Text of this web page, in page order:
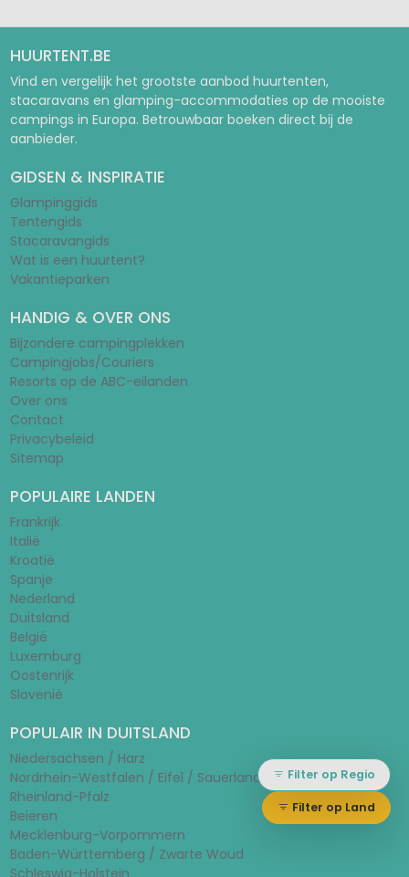
Filter op Land
Filter op Regio
HUURTENT.BE
Vind en vergelijk het grootste aanbod huurtenten,
stacaravans en glamping-accommodaties op de mooiste
campings in Europa. Betrouwbaar boeken direct bij de
aanbieder.
GIDSEN & INSPIRATIE
Glampinggids
Tentengids
Stacaravangids
Wat is een huurtent?
Vakantieparken
HANDIG & OVER ONS
Bijzondere campingplekken
Campingjobs/Couriers
Resorts op de ABC-eilanden
Over ons
Contact
Privacybeleid
Sitemap
POPULAIRE LANDEN
Frankrijk
Italië
Kroatië
Spanje
Nederland
Duitsland
België
Luxemburg
Oostenrijk
Slovenië
POPULAIR IN DUITSLAND
Niedersachsen / Harz
Nordrhein-Westfalen / Eifel / Sauerland
Rheinland-Pfalz
Beieren
Mecklenburg-Vorpommern
Baden-Württemberg / Zwarte Woud
Schleswig-Holstein